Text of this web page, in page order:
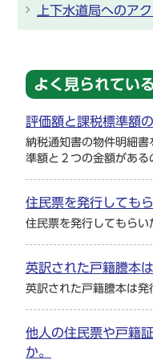
上下水道局へのア
よく見られてい
評価額と課税標準額
納税通知書の物件明細
準額と２つの金額があ
住民票を発行しても
住民票を発行してもらい
英訳された戸籍謄本
英訳された戸籍謄本は発
他人の住民票や戸籍
か。